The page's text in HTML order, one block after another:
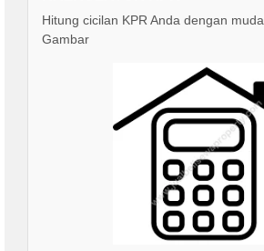
Hitung cicilan KPR Anda dengan
Gambar